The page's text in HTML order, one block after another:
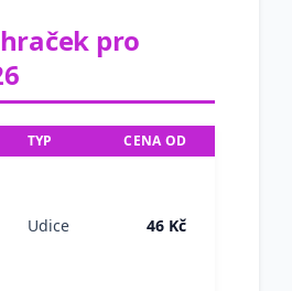
pro
TYP CENA OD
Udice 46 Kč